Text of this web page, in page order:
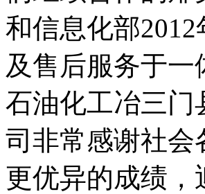
和信息化部
及售后服务于
石油化工冶三门
司非常感谢社会
更优异的成绩